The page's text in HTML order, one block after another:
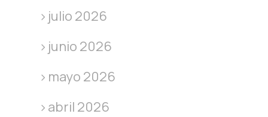
julio 2026
junio 2026
mayo 2026
abril 2026